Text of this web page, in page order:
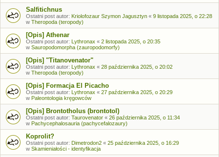
Salfitichnus
Ostatni post autor: Kriolofozaur Szymon Jagusztyn « 9 listopada 2025, o 22:28
w Theropoda (teropody)
[Opis] Athenar
Ostatni post autor: Lythronax « 2 listopada 2025, o 20:35
w Sauropodomorpha (zauropodomorfy)
[Opis] "Titanovenator"
Ostatni post autor: Lythronax « 28 października 2025, o 20:02
w Theropoda (teropody)
[Opis] Formacja El Picacho
Ostatni post autor: Lythronax « 27 października 2025, o 20:29
w Paleontologia kręgowców
[Opis] Brontotholus (brontotol)
Ostatni post autor: Taurovenator « 26 października 2025, o 11:34
w Pachycephalosauria (pachycefalozaury)
Koprolit?
Ostatni post autor: Dimetrodon2 « 25 października 2025, o 16:29
w Skamieniałości - identyfikacja